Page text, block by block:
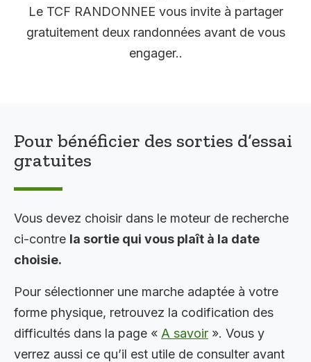
Le TCF RANDONNEE vous invite à partager
gratuitement deux randonnées avant de vous
engager..
Pour bénéficier des sorties d’essai
gratuites
Vous devez choisir dans le moteur de recherche
ci-contre la sortie qui vous plaît à la date
choisie.
Pour sélectionner une marche adaptée à votre
forme physique, retrouvez la codification des
difficultés dans la page « A savoir ». Vous y
verrez aussi ce qu’il est utile de consulter avant